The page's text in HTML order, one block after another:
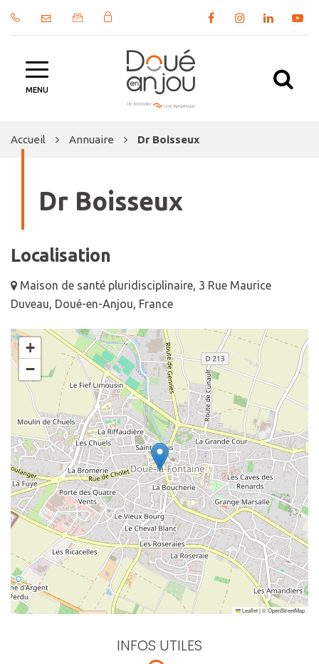
Lien
vers
Lien
vers
Instagram
Lien
vers
compte
Linkedin
Lien
vers
MENU
Accueil Annuaire Dr Boisseux
Dr Boisseux
Localisation
Maison de santé pluridisciplinaire, 3 Rue Maurice
Duveau, Doué-en-Anjou, France
+
−
Leaflet|©OpenStreetMap
INFOS UTILES